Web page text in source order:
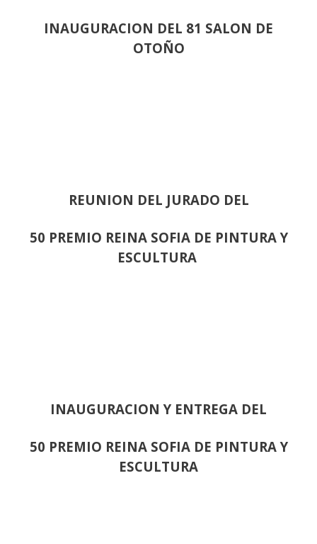
INAUGURACION DEL 81 SALON DE
OTOÑO
REUNION DEL JURADO DEL
50 PREMIO REINA SOFIA DE PINTURA Y
ESCULTURA
INAUGURACION Y ENTREGA DEL
50 PREMIO REINA SOFIA DE PINTURA Y
ESCULTURA